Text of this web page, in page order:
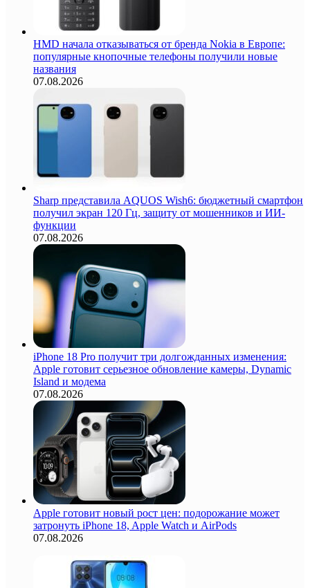
HMD начала отказываться от бренда Nokia в Европе:
популярные кнопочные телефоны получили новые
названия
07.08.2026
Sharp представила AQUOS Wish6: бюджетный смартфон
получил экран 120 Гц, защиту от мошенников и ИИ-
функции
07.08.2026
iPhone 18 Pro получит три долгожданных изменения:
Apple готовит серьезное обновление камеры, Dynamic
Island и модема
07.08.2026
Apple готовит новый рост цен: подорожание может
затронуть iPhone 18, Apple Watch и AirPods
07.08.2026